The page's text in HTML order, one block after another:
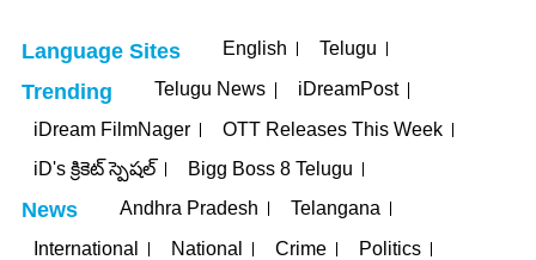
Language Sites English Telugu
Trending Telugu News
iDreamPost
iDream FilmNager
OTT Releases This Week
iD's క్రికెట్ స్పెషల్
Bigg Boss 8 Telugu
News Andhra Pradesh
Telangana
International
National Crime Politics